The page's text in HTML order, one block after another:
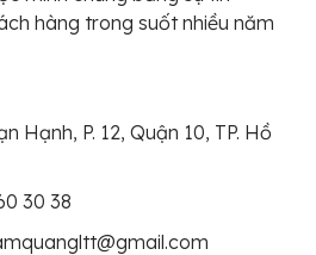
hàng trong suốt nhiều năm
Hạnh, P. 12, Quận 10, TP. Hồ
30 38